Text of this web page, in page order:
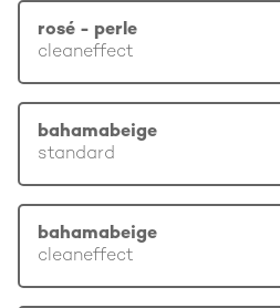
rosé - perle
cleaneffect
bahamabeige
standard
bahamabeige
cleaneffect